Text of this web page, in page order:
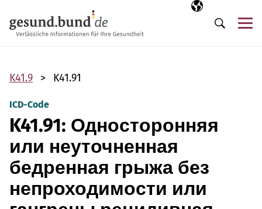
Выбранный
RU
Поиск
K41.9 K41.91
ICD-Code
K41.91: Односторонняя
или неуточненная
бедренная грыжа без
непроходимости или